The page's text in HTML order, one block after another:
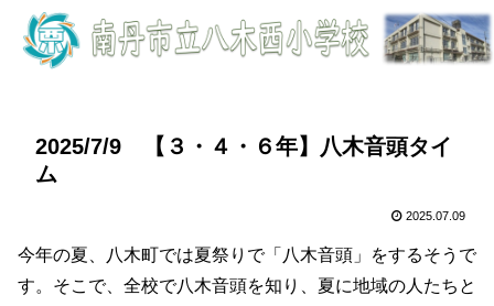
2025/7/9 【３・４・６年】八木音頭タイ
ム
2025.07.09
今年の夏、八木町では夏祭りで「八木音頭」をするそうで
す。そこで、全校で八木音頭を知り、夏に地域の人たちと